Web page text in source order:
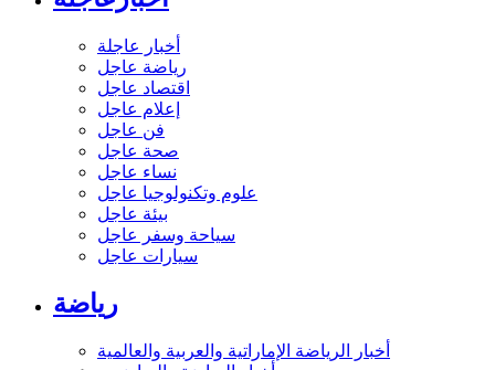
أخبار عاجلة
رياضة عاجل
اقتصاد عاجل
إعلام عاجل
فن عاجل
صحة عاجل
نساء عاجل
علوم وتكنولوجيا عاجل
بيئة عاجل
سياحة وسفر عاجل
سيارات عاجل
رياضة
أخبار الرياضة الإماراتية والعربية والعالمية